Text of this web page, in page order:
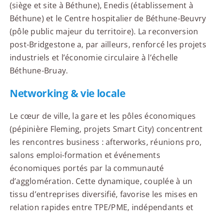
(siège et site à Béthune), Enedis (établissement à
Béthune) et le Centre hospitalier de Béthune-Beuvry
(pôle public majeur du territoire). La reconversion
post-Bridgestone a, par ailleurs, renforcé les projets
industriels et l’économie circulaire à l’échelle
Béthune-Bruay.
Networking & vie locale
Le cœur de ville, la gare et les pôles économiques
(pépinière Fleming, projets Smart City) concentrent
les rencontres business : afterworks, réunions pro,
salons emploi-formation et événements
économiques portés par la communauté
d’agglomération. Cette dynamique, couplée à un
tissu d’entreprises diversifié, favorise les mises en
relation rapides entre TPE/PME, indépendants et